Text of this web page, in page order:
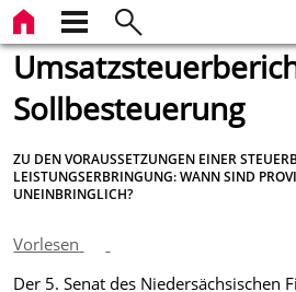
Sollbesteuerung
ZU DEN VORAUSSETZUNGEN EINER
LEISTUNGSERBRINGUNG: WANN SIND
UNEINBRINGLICH?
Vorlesen
Der 5. Senat des